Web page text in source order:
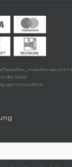
boxes/
der Datei